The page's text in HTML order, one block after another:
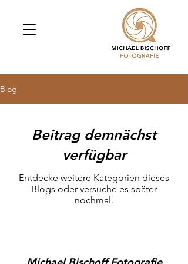
Blog
Beitrag demnächst
verfügbar
Entdecke weitere Kategorien dieses
Blogs oder versuche es später
nochmal.